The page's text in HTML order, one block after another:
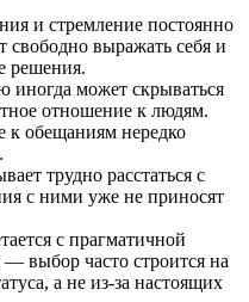
и стремление постоянно
свободно выражать себя и
решения.
иногда может скрываться
отношение к людям.
к обещаниям нередко
трудно расстаться с
с ними уже не приносят
с прагматичной
выбор часто строится на
а не из-за настоящих